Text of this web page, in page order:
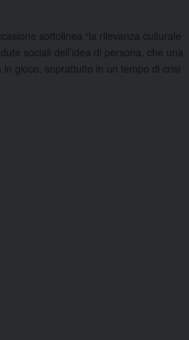
sottolinea “la rilevanza culturale
sociali dell’idea di persona, che una
gioco, soprattutto in un tempo di crisi